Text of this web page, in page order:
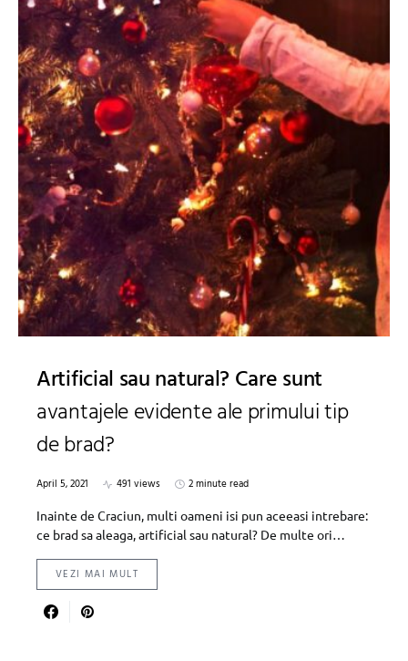
Artificial sau natural? Care sunt
avantajele evidente ale primului tip
de brad?
April 5, 2021 491 views
2 minute read
Inainte de Craciun, multi oameni isi pun aceeasi intrebare:
ce brad sa aleaga, artificial sau natural? De multe ori…
VEZI MAI MULT